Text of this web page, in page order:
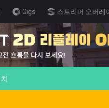
Gigs 스트리머 오버레